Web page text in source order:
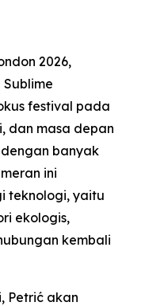
2026,
Sublime
festival pada
dan masa depan
banyak
ini
teknologi, yaitu
ekologis,
kembali
Petrić akan